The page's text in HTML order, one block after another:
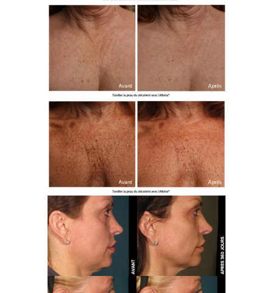
que le lifting par ultrasons de l’Ulthérapy PRIME®
équivaut à 70% du résultat d’un lifting du visage
réalisé par chirurgie.
Sans efforts importants dans votre emploi du
temps, vous êtes prêts à retourner à vos
activités quotidiennes immédiatement à la
sortie et sans aucune précaution particulière !
Un léger entretien annuel pourrait permettre de
maintenir les résultats indéfiniment.
Des conseils et suivis personnalisés vous seront
donnés par nos praticiens.
Toutes les informations médicales sur cette
technique ont pour sources son fabricant. En